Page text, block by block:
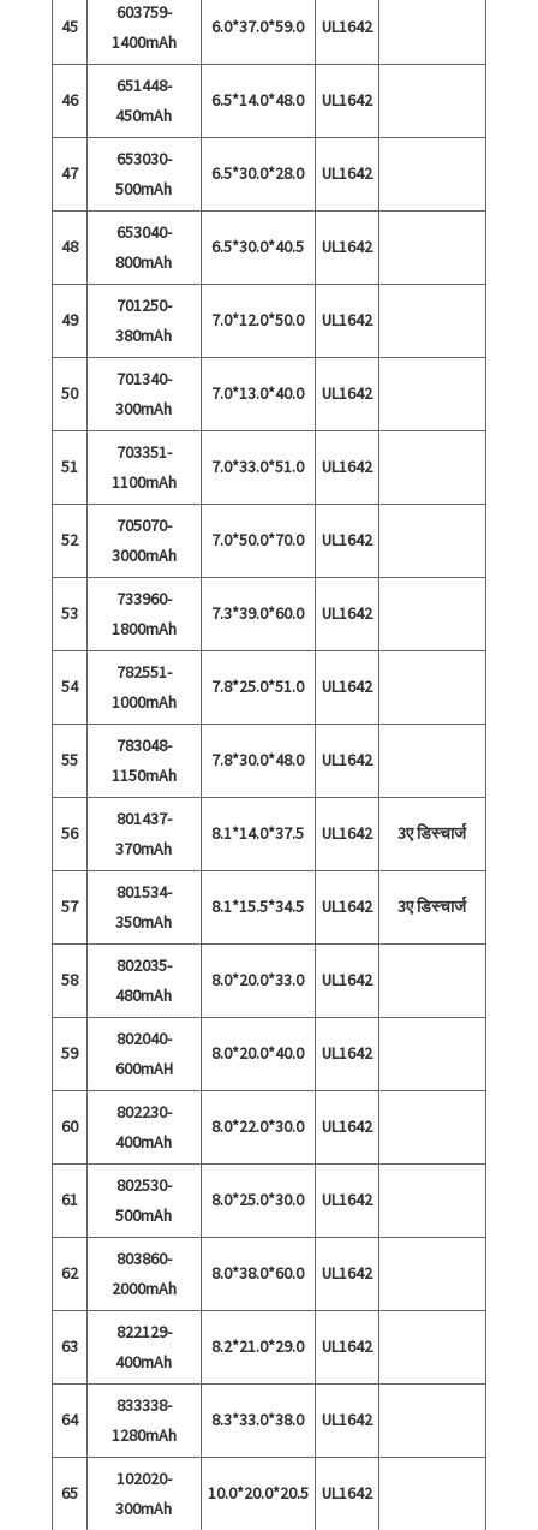
45
603759-
1400mAh
6.0*37.0*59.0 UL1642
46
651448-
450mAh
6.5*14.0*48.0 UL1642
47
653030-
500mAh
6.5*30.0*28.0 UL1642
48
653040-
800mAh
6.5*30.0*40.5 UL1642
49
701250-
380mAh
7.0*12.0*50.0 UL1642
50
701340-
300mAh
7.0*13.0*40.0 UL1642
51
703351-
1100mAh
7.0*33.0*51.0 UL1642
52
705070-
3000mAh
7.0*50.0*70.0 UL1642
53
733960-
1800mAh
7.3*39.0*60.0 UL1642
54
782551-
1000mAh
7.8*25.0*51.0 UL1642
55
783048-
1150mAh
7.8*30.0*48.0 UL1642
56
801437-
370mAh
8.1*14.0*37.5 UL1642 3ए डिस्चार्ज
57
801534-
350mAh
8.1*15.5*34.5 UL1642 3ए डिस्चार्ज
58
802035-
480mAh
8.0*20.0*33.0 UL1642
59
802040-
600mAH
8.0*20.0*40.0 UL1642
60
802230-
400mAh
8.0*22.0*30.0 UL1642
61
802530-
500mAh
8.0*25.0*30.0 UL1642
62
803860-
2000mAh
8.0*38.0*60.0 UL1642
63
822129-
400mAh
8.2*21.0*29.0 UL1642
64
833338-
1280mAh
8.3*33.0*38.0 UL1642
65
102020-
300mAh
10.0*20.0*20.5 UL1642